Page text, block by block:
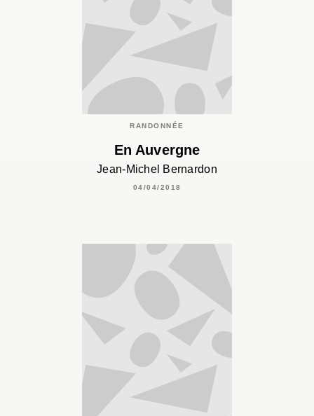
RANDONNÉE
En Auvergne
Jean-Michel Bernardon
04/04/2018